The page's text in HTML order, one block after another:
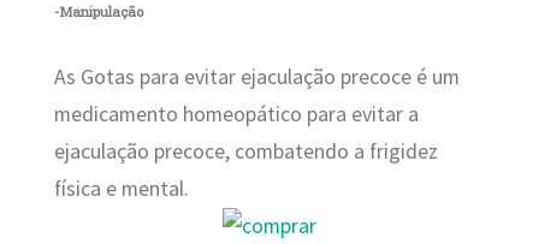
-Manipulação
As Gotas para evitar ejaculação precoce é um
medicamento homeopático para evitar a
ejaculação precoce, combatendo a frigidez
física e mental.